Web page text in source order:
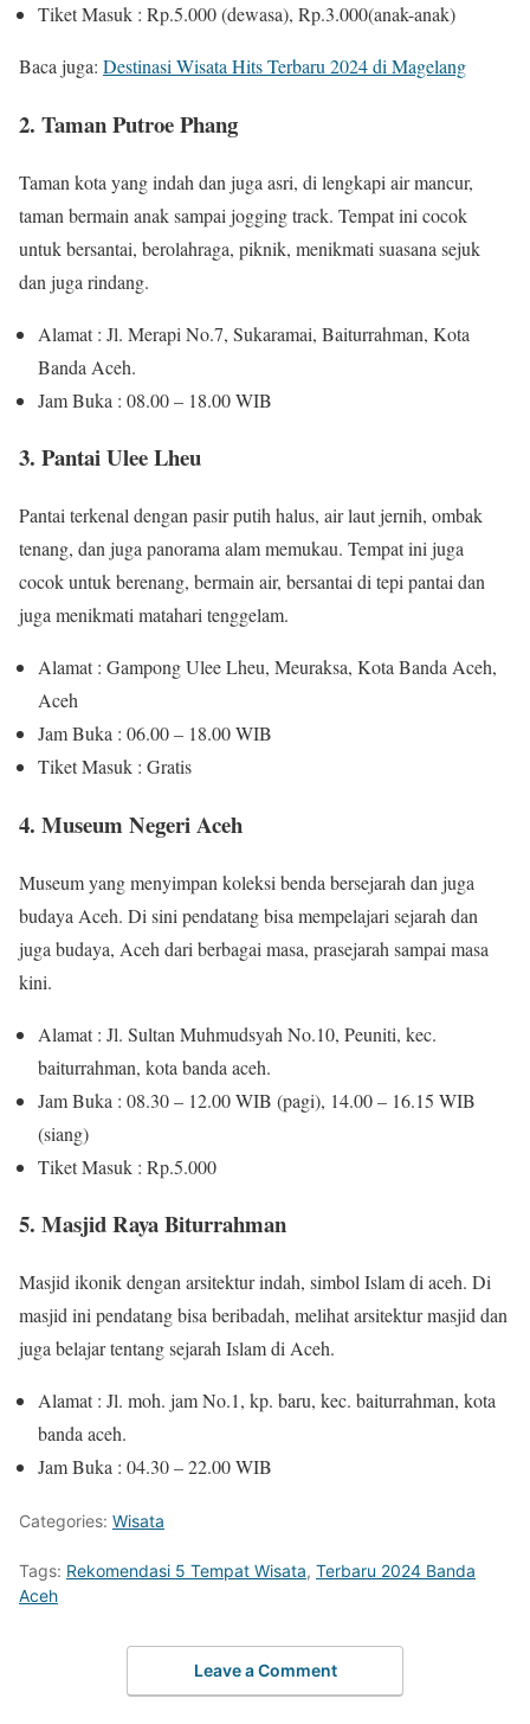
Tiket Masuk : Rp.5.000 (dewasa), Rp.3.000(anak-anak)
Baca juga: Destinasi Wisata Hits Terbaru 2024 di Magelang
2. Taman Putroe Phang
Taman kota yang indah dan juga asri, di lengkapi air mancur,
taman bermain anak sampai jogging track. Tempat ini cocok
untuk bersantai, berolahraga, piknik, menikmati suasana sejuk
dan juga rindang.
Alamat : Jl. Merapi No.7, Sukaramai, Baiturrahman, Kota
Banda Aceh.
Jam Buka : 08.00 – 18.00 WIB
3. Pantai Ulee Lheu
Pantai terkenal dengan pasir putih halus, air laut jernih, ombak
tenang, dan juga panorama alam memukau. Tempat ini juga
cocok untuk berenang, bermain air, bersantai di tepi pantai dan
juga menikmati matahari tenggelam.
Alamat : Gampong Ulee Lheu, Meuraksa, Kota Banda Aceh,
Aceh
Jam Buka : 06.00 – 18.00 WIB
Tiket Masuk : Gratis
4. Museum Negeri Aceh
Museum yang menyimpan koleksi benda bersejarah dan juga
budaya Aceh. Di sini pendatang bisa mempelajari sejarah dan
juga budaya, Aceh dari berbagai masa, prasejarah sampai masa
kini.
Alamat : Jl. Sultan Muhmudsyah No.10, Peuniti, kec.
baiturrahman, kota banda aceh.
Jam Buka : 08.30 – 12.00 WIB (pagi), 14.00 – 16.15 WIB
(siang)
Tiket Masuk : Rp.5.000
5. Masjid Raya Biturrahman
Masjid ikonik dengan arsitektur indah, simbol Islam di aceh. Di
masjid ini pendatang bisa beribadah, melihat arsitektur masjid dan
juga belajar tentang sejarah Islam di Aceh.
Alamat : Jl. moh. jam No.1, kp. baru, kec. baiturrahman, kota
banda aceh.
Jam Buka : 04.30 – 22.00 WIB
Categories: Wisata
Tags: Rekomendasi 5 Tempat Wisata, Terbaru 2024 Banda
Aceh
Leave a Comment